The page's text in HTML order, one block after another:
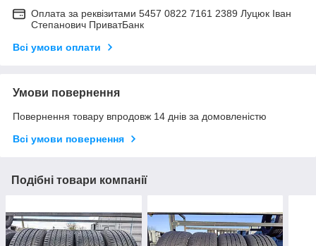
Оплата за реквізитами 5457 0822 7161 2389 Луцюк Іван
Степанович ПриватБанк
Всі умови оплати
Умови повернення
Повернення товару впродовж 14 днів за домовленістю
Всі умови повернення
Подібні товари компанії